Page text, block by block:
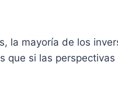
la mayoría de los
que si las